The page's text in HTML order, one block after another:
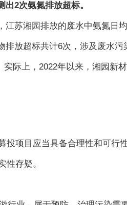
2次氨氮排放超标。
江苏湘园排放的废水中氨氮日
放超标共计6次，涉及废水污
际上，2022年以来，湘园新
项目应当具备合理性和可行性
存疑。